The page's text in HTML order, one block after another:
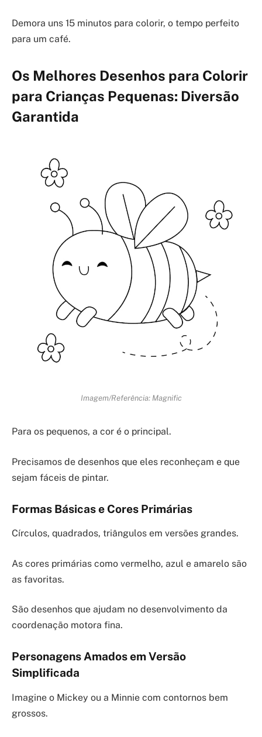
Demora uns 15 minutos para colorir, o tempo perfeito
para um café.
Os Melhores Desenhos para Colorir
para Crianças Pequenas: Diversão
Garantida
Imagem/Referência: Magnific
Para os pequenos, a cor é o principal.
Precisamos de desenhos que eles reconheçam e que
sejam fáceis de pintar.
Formas Básicas e Cores Primárias
Círculos, quadrados, triângulos em versões grandes.
As cores primárias como vermelho, azul e amarelo são
as favoritas.
São desenhos que ajudam no desenvolvimento da
coordenação motora fina.
Personagens Amados em Versão
Simplificada
Imagine o Mickey ou a Minnie com contornos bem
grossos.